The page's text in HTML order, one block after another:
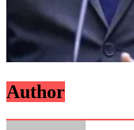
Author